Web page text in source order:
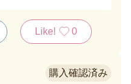
す。すばらしいです。
Like! 0